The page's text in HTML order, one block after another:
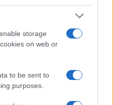
storage
on web or
to be sent to
purposes.
νέα φωτογραφία της
τους στην Πάρο